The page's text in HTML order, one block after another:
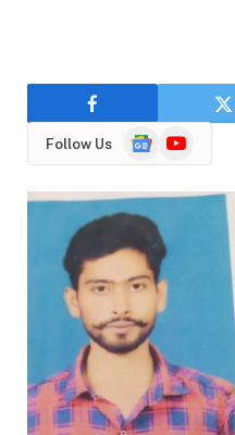
Follow Us
GoogleYouTube